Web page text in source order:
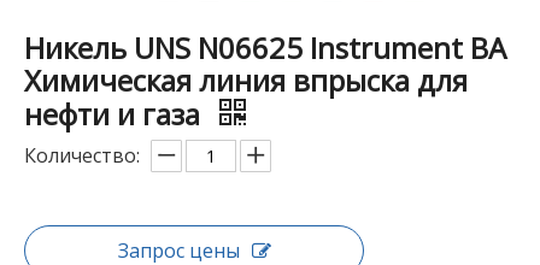
Никель UNS N06625 Instrument BA
Химическая линия впрыска для
нефти и газа
Количество:
Запрос цены